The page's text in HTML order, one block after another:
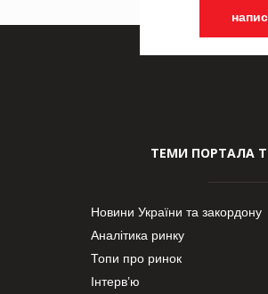
ТЕМИ ПОРТАЛА
Новини України та закордону
Аналітика ринку
Топи про ринок
Інтерв’ю